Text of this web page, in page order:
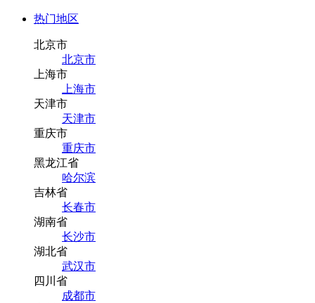
热门地区
北京市
北京市
上海市
上海市
天津市
天津市
重庆市
重庆市
黑龙江省
哈尔滨
吉林省
长春市
湖南省
长沙市
湖北省
武汉市
四川省
成都市